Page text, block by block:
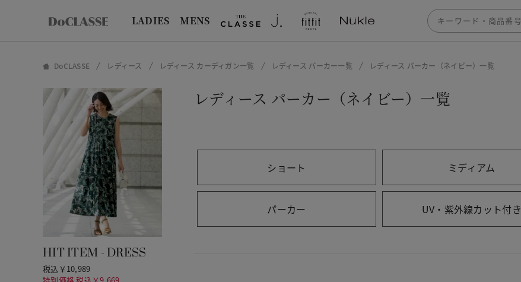
LADIES MENS
DoCLASSE レディース レディース カーディガン一覧 レディース パーカー一覧 レディース パーカー（ネイビー）一覧
HIT ITEM - DRESS
税込￥10,989
レディース パーカー（ネイビー）一覧
ショート ミディアム
パーカー UV・紫外線カット付き